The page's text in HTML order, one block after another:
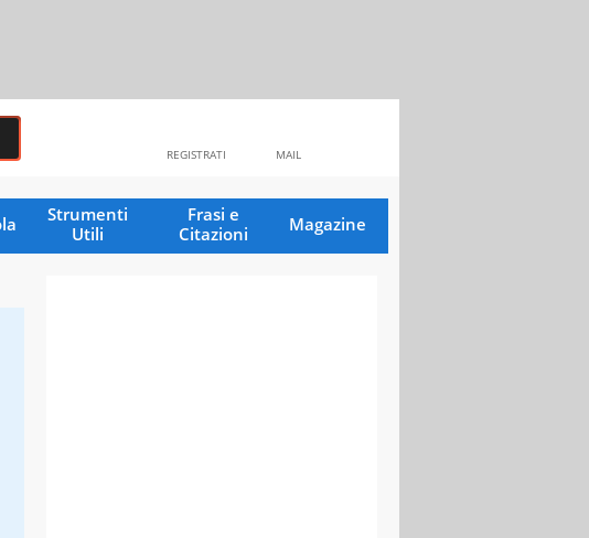
MAIL
REGISTRATI
Strumenti
Utili
Frasi e
Citazioni
Magazine